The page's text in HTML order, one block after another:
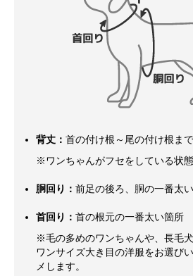
背丈： 首の付け根～尾の付け根まで
※ワンちゃんがフセをしている状態
胴回り： 前足の後ろ、胴の一番太
首回り： 首の根元の一番太い箇所
※毛の多めのワンちゃんや、長毛犬
ワンサイズ大き目の洋服をお選び
メします。